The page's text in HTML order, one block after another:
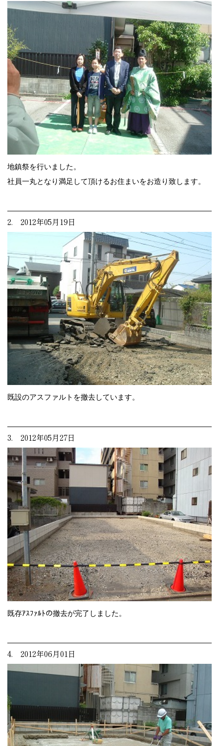
地鎮祭を行いました。
社員一丸となり満足して頂けるお住まいをお造り致します。
2. 2012年05月19日
既設のアスファルトを撤去しています。
3. 2012年05月27日
既存ｱｽﾌｧﾙﾄの撤去が完了しました。
4. 2012年06月01日